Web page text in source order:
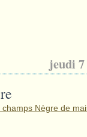
jeudi
champs Nègre de